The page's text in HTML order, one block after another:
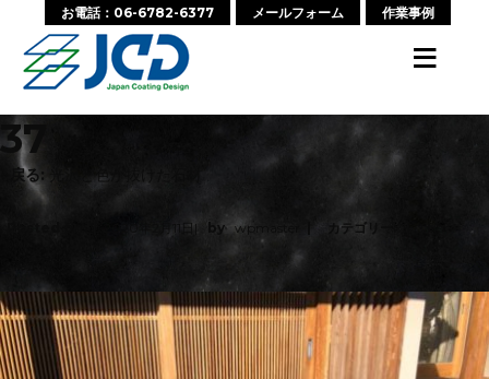
お電話：06-6782-6377 メールフォーム 作業事例
≡
37
‹ 戻る: 光沢と色が抜けた石材
2020年2月11日 by wpmaster カテゴリー: